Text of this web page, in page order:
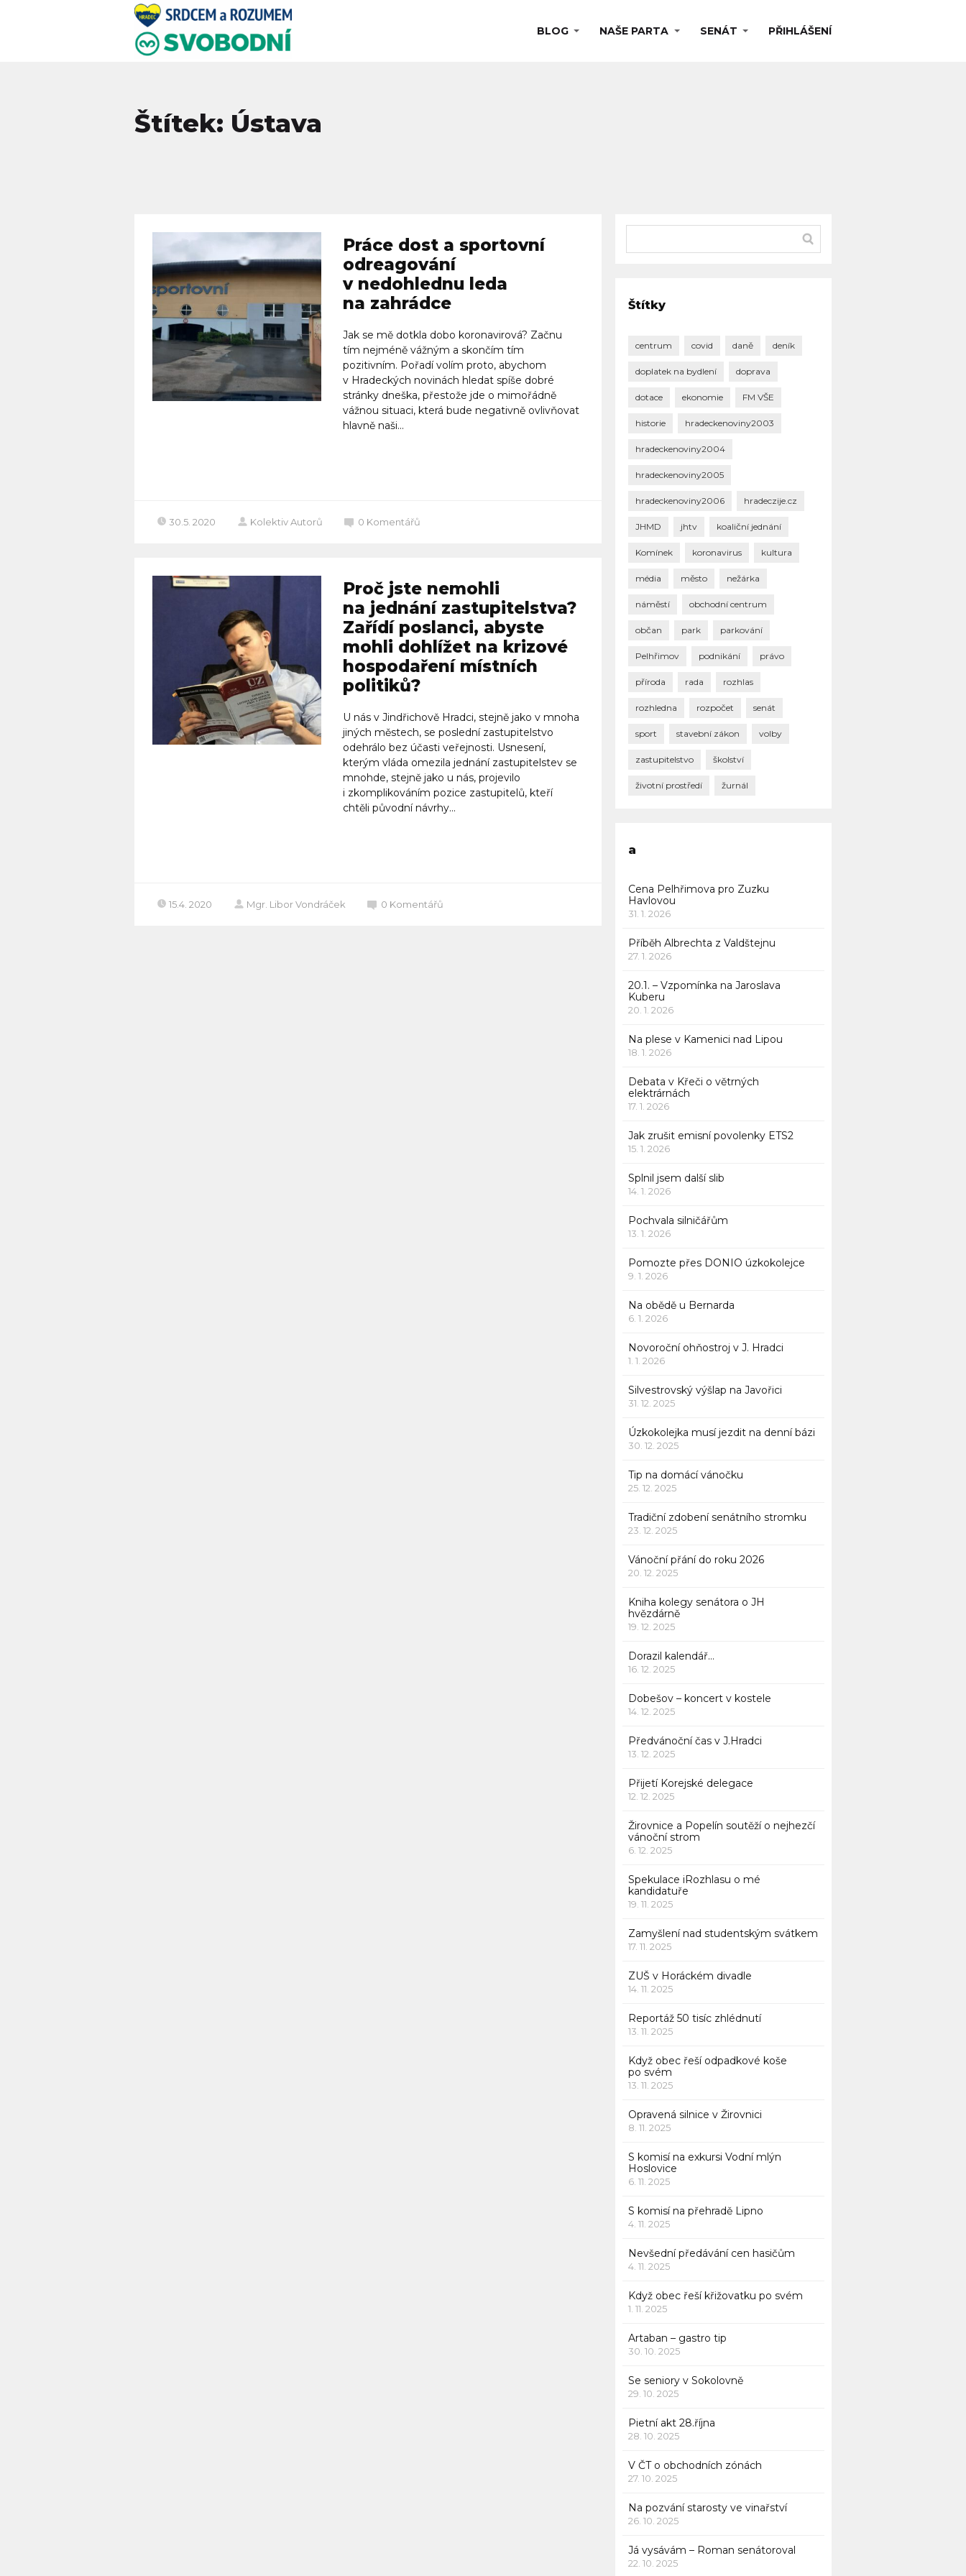
BLOG NAŠE PARTA SENÁT PŘIHLÁŠENÍ
Štítek: Ústava
Práce dost a sportovní
odreagování
v nedohlednu leda
na zahrádce
Jak se mě dotkla dobo koronavirová? Začnu
tím nejméně vážným a skončím tím
pozitivním. Pořadí volím proto, abychom
v Hradeckých novinách hledat spíše dobré
stránky dneška, přestože jde o mimořádně
vážnou situaci, která bude negativně ovlivňovat
hlavně naši...
30.5. 2020 Kolektiv Autorů 0 Komentářů
Proč jste nemohli
na jednání zastupitelstva?
Zařídí poslanci, abyste
mohli dohlížet na krizové
hospodaření místních
politiků?
U nás v Jindřichově Hradci, stejně jako v mnoha
jiných městech, se poslední zastupitelstvo
odehrálo bez účasti veřejnosti. Usnesení,
kterým vláda omezila jednání zastupitelstev se
mnohde, stejně jako u nás, projevilo
i zkomplikováním pozice zastupitelů, kteří
chtěli původní návrhy...
15.4. 2020 Mgr. Libor Vondráček 0 Komentářů
Štítky
centrum covid daně deník
doplatek na bydlení doprava
dotace ekonomie FM VŠE
historie hradeckenoviny2003
hradeckenoviny2004
hradeckenoviny2005
hradeckenoviny2006 hradeczije.cz
JHMD jhtv koaliční jednání
Komínek koronavirus kultura
média město nežárka
náměstí obchodní centrum
občan park parkování
Pelhřimov podnikání právo
příroda rada rozhlas
rozhledna rozpočet senát
sport stavební zákon volby
zastupitelstvo školství
životní prostředí žurnál
a
Cena Pelhřimova pro Zuzku
Havlovou
31. 1. 2026
Příběh Albrechta z Valdštejnu
27. 1. 2026
20.1. – Vzpomínka na Jaroslava
Kuberu
20. 1. 2026
Na plese v Kamenici nad Lipou
18. 1. 2026
Debata v Křeči o větrných
elektrárnách
17. 1. 2026
Jak zrušit emisní povolenky ETS2
15. 1. 2026
Splnil jsem další slib
14. 1. 2026
Pochvala silničářům
13. 1. 2026
Pomozte přes DONIO úzkokolejce
9. 1. 2026
Na obědě u Bernarda
6. 1. 2026
Novoroční ohňostroj v J. Hradci
1. 1. 2026
Silvestrovský výšlap na Javořici
31. 12. 2025
Úzkokolejka musí jezdit na denní bázi
30. 12. 2025
Tip na domácí vánočku
25. 12. 2025
Tradiční zdobení senátního stromku
23. 12. 2025
Vánoční přání do roku 2026
20. 12. 2025
Kniha kolegy senátora o JH
hvězdárně
19. 12. 2025
Dorazil kalendář…
16. 12. 2025
Dobešov – koncert v kostele
14. 12. 2025
Předvánoční čas v J.Hradci
13. 12. 2025
Přijetí Korejské delegace
12. 12. 2025
Žirovnice a Popelín soutěží o nejhezčí
vánoční strom
6. 12. 2025
Spekulace iRozhlasu o mé
kandidatuře
19. 11. 2025
Zamyšlení nad studentským svátkem
17. 11. 2025
ZUŠ v Horáckém divadle
14. 11. 2025
Reportáž 50 tisíc zhlédnutí
13. 11. 2025
Když obec řeší odpadkové koše
po svém
13. 11. 2025
Opravená silnice v Žirovnici
8. 11. 2025
S komisí na exkursi Vodní mlýn
Hoslovice
6. 11. 2025
S komisí na přehradě Lipno
4. 11. 2025
Nevšední předávání cen hasičům
4. 11. 2025
Když obec řeší křižovatku po svém
1. 11. 2025
Artaban – gastro tip
30. 10. 2025
Se seniory v Sokolovně
29. 10. 2025
Pietní akt 28.října
28. 10. 2025
V ČT o obchodních zónách
27. 10. 2025
Na pozvání starosty ve vinařství
26. 10. 2025
Já vysávám – Roman senátoroval
22. 10. 2025